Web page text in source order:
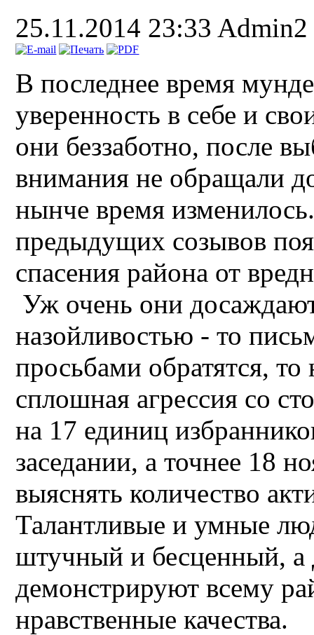
25.11.2014 23:33 Admin2
В последнее время
уверенность в себе и
они беззаботно, после
внимания не обращали
нынче время
предыдущих созывов
спасения района от
Уж очень они
назойливостью - то
просьбами обратятся,
сплошная агрессия со
на 17 единиц
заседании, а точнее 18
выяснять количество
Талантливые и умные
штучный и бесценный, а
демонстрируют всему
нравственные качества.